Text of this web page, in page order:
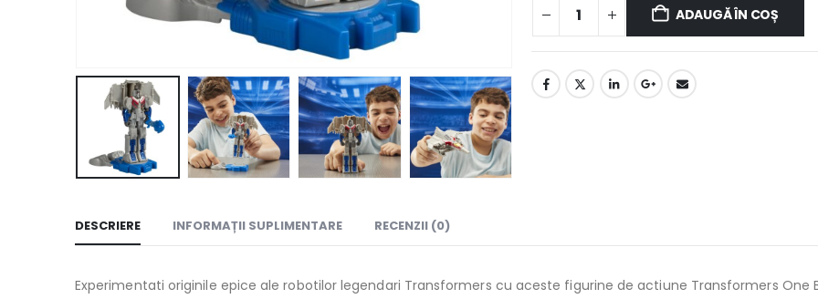
ADAUGĂ ÎN COȘ
DESCRIERE INFORMAȚII SUPLIMENTARE RECENZII (0)
Experimentati originile epice ale robotilor legendari Transformers cu aceste figurine de actiune Transformers One